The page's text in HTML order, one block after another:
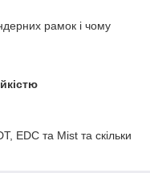
рамок і чому
EDC та Mist та скільки